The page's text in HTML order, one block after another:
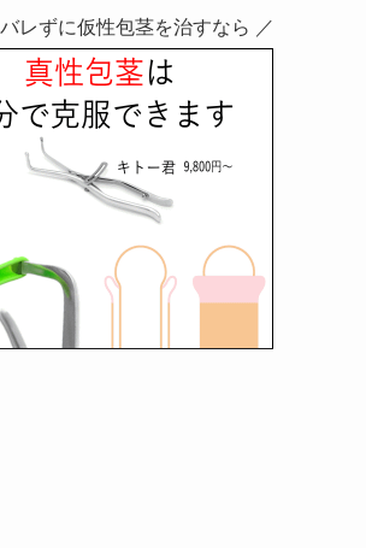
レずに仮性包茎を治すなら ／